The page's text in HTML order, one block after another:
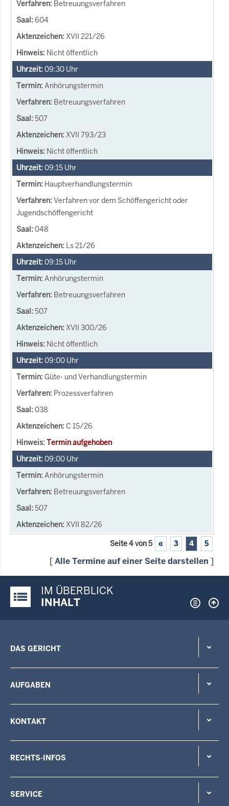
Betreuungsverfahren
604
XVII 221/26
Nicht öffentlich
09:30 Uhr
Anhörungstermin
Betreuungsverfahren
507
XVII 793/23
Nicht öffentlich
09:15 Uhr
Hauptverhandlungstermin
Verfahren vor dem Schöffengericht oder
Jugendschöffengericht
048
Ls 21/26
09:15 Uhr
Anhörungstermin
Betreuungsverfahren
507
XVII 300/26
Nicht öffentlich
09:00 Uhr
Güte- und Verhandlungstermin
Prozessverfahren
038
C 15/26
Termin aufgehoben
09:00 Uhr
Anhörungstermin
Betreuungsverfahren
507
XVII 82/26
Seite 4 von 5 « 3 4 5
[Alle Termine auf einer Seite darstellen ]
Justiz-Portal im Überblick:
IM ÜBERBLICK
INHALT
DAS GERICHT
AUFGABEN
KONTAKT
RECHTS-INFOS
SERVICE